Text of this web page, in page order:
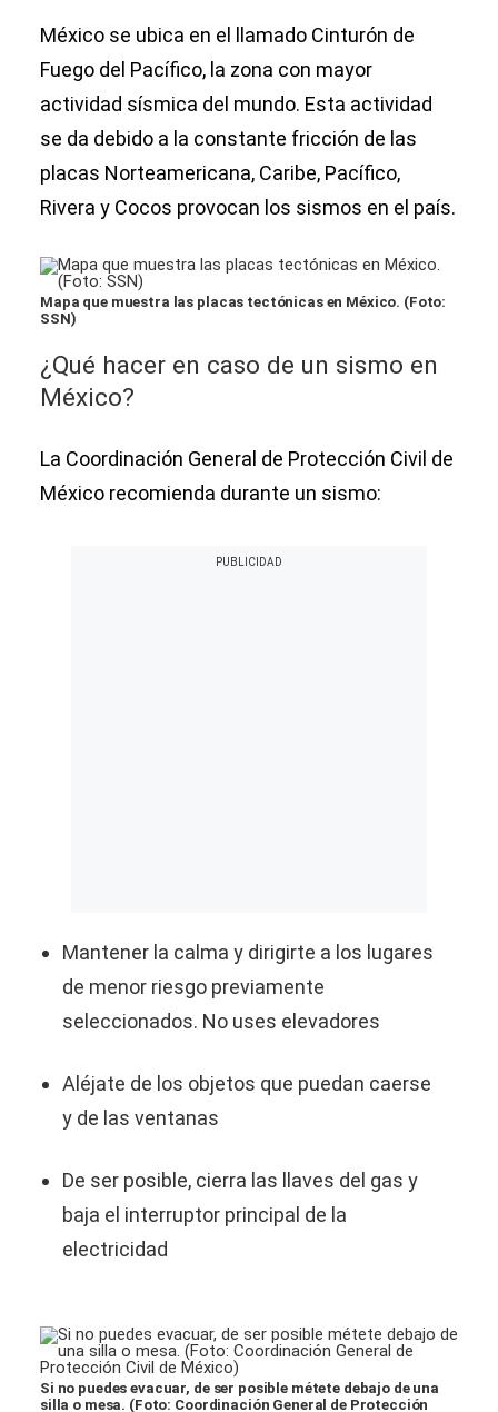
México se ubica en el llamado Cinturón de
Fuego del Pacífico, la zona con mayor
actividad sísmica del mundo. Esta actividad
se da debido a la constante fricción de las
placas Norteamericana, Caribe, Pacífico,
Rivera y Cocos provocan los sismos en el país.
Mapa que muestra las placas tectónicas en México. (Foto:
SSN)
¿Qué hacer en caso de un sismo en
México?
La Coordinación General de Protección Civil de
México recomienda durante un sismo:
Mantener la calma y dirigirte a los lugares
de menor riesgo previamente
seleccionados. No uses elevadores
Aléjate de los objetos que puedan caerse
y de las ventanas
De ser posible, cierra las llaves del gas y
baja el interruptor principal de la
electricidad
Si no puedes evacuar, de ser posible métete debajo de una
silla o mesa. (Foto: Coordinación General de Protección